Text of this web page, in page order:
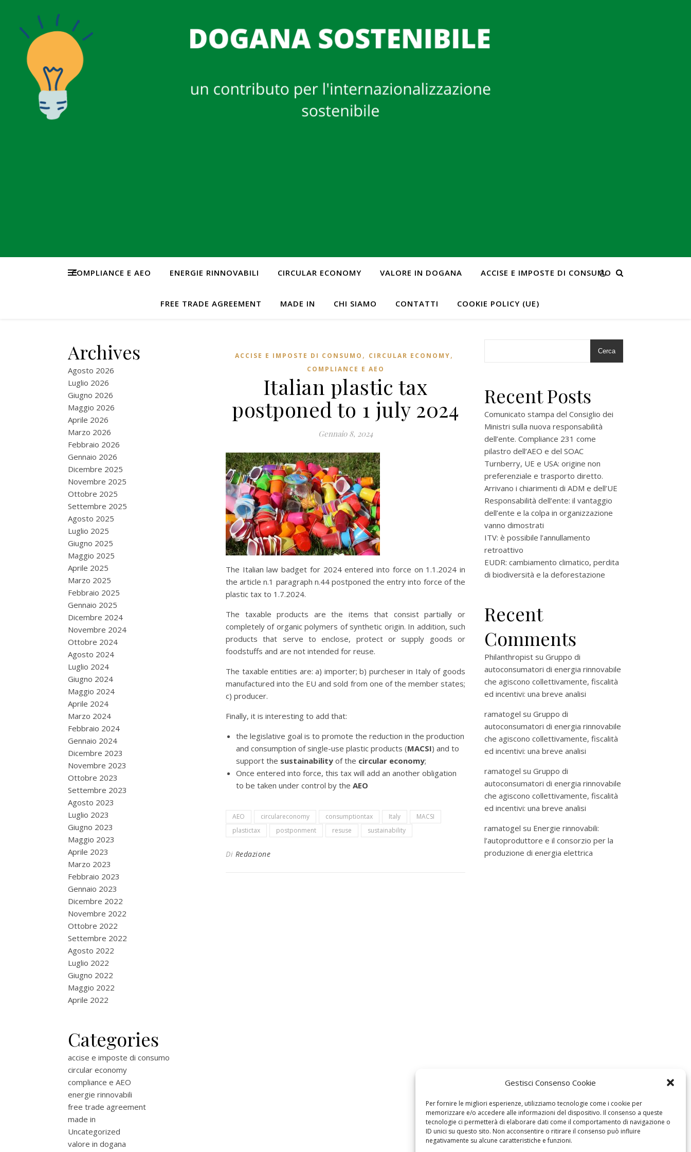
Gestisci Consenso Cookie
Per fornire le migliori esperienze, utilizziamo tecnologie come i cookie per
memorizzare e/o accedere alle informazioni del dispositivo. Il consenso a queste
tecnologie ci permetterà di elaborare dati come il comportamento di navigazione o
ID unici su questo sito. Non acconsentire o ritirare il consenso può influire
negativamente su alcune caratteristiche e funzioni.
COMPLIANCE E AEO ENERGIE RINNOVABILI CIRCULAR ECONOMY VALORE IN DOGANA ACCISE E IMPOSTE DI CONSUMO
FREE TRADE AGREEMENT MADE IN CHI SIAMO CONTATTI COOKIE POLICY (UE)
Archives
Agosto 2026
Luglio 2026
Giugno 2026
Maggio 2026
Aprile 2026
Marzo 2026
Febbraio 2026
Gennaio 2026
Dicembre 2025
Novembre 2025
Ottobre 2025
Settembre 2025
Agosto 2025
Luglio 2025
Giugno 2025
Maggio 2025
Aprile 2025
Marzo 2025
Febbraio 2025
Gennaio 2025
Dicembre 2024
Novembre 2024
Ottobre 2024
Agosto 2024
Luglio 2024
Giugno 2024
Maggio 2024
Aprile 2024
Marzo 2024
Febbraio 2024
Gennaio 2024
Dicembre 2023
Novembre 2023
Ottobre 2023
Settembre 2023
Agosto 2023
Luglio 2023
Giugno 2023
Maggio 2023
Aprile 2023
Marzo 2023
Febbraio 2023
Gennaio 2023
Dicembre 2022
Novembre 2022
Ottobre 2022
Settembre 2022
Agosto 2022
Luglio 2022
Giugno 2022
Maggio 2022
Aprile 2022
Categories
accise e imposte di consumo
circular economy
compliance e AEO
energie rinnovabili
free trade agreement
made in
Uncategorized
valore in dogana
ACCISE E IMPOSTE DI CONSUMO , CIRCULAR ECONOMY,
COMPLIANCE E AEO
Italian plastic tax
postponed to 1 july 2024
Gennaio 8, 2024
The Italian law badget for 2024 entered into force on 1.1.2024 in
the article n.1 paragraph n.44 postponed the entry into force of the
plastic tax to 1.7.2024.
The taxable products are the items that consist partially or
completely of organic polymers of synthetic origin. In addition, such
products that serve to enclose, protect or supply goods or
foodstuffs and are not intended for reuse.
The taxable entities are: a) importer; b) purcheser in Italy of goods
manufactured into the EU and sold from one of the member states;
c) producer.
Finally, it is interesting to add that:
the legislative goal is to promote the reduction in the production
and consumption of single-use plastic products (MACSI) and to
support the sustainability of the circular economy;
Once entered into force, this tax will add an another obligation
to be taken under control by the AEO
AEO circulareconomy consumptiontax Italy
MACSI
plastictax
postponment resuse sustainability
Di Redazione
Cerca
Recent Posts
Comunicato stampa del Consiglio dei
Ministri sulla nuova responsabilità
dell’ente. Compliance 231 come
pilastro dell’AEO e del SOAC
Turnberry, UE e USA: origine non
preferenziale e trasporto diretto.
Arrivano i chiarimenti di ADM e dell’UE
Responsabilità dell’ente: il vantaggio
dell’ente e la colpa in organizzazione
vanno dimostrati
ITV: è possibile l’annullamento
retroattivo
EUDR: cambiamento climatico, perdita
di biodiversità e la deforestazione
Recent
Comments
Philanthropist su Gruppo di
autoconsumatori di energia rinnovabile
che agiscono collettivamente, fiscalità
ed incentivi: una breve analisi
ramatogel su Gruppo di
autoconsumatori di energia rinnovabile
che agiscono collettivamente, fiscalità
ed incentivi: una breve analisi
ramatogel su Gruppo di
autoconsumatori di energia rinnovabile
che agiscono collettivamente, fiscalità
ed incentivi: una breve analisi
ramatogel su Energie rinnovabili:
l’autoproduttore e il consorzio per la
produzione di energia elettrica